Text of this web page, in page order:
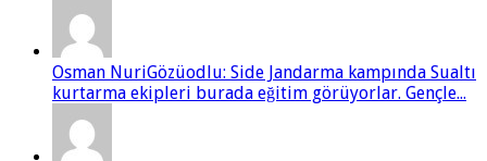
Osman NuriGözüodlu: Side Jandarma kampında Sualtı
kurtarma ekipleri burada eğitim görüyorlar. Gençle...